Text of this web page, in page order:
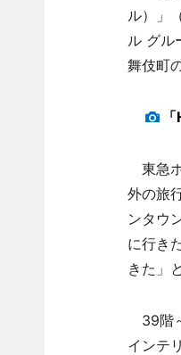
ル）」
ル グル
舞伎町
東急
外の旅
ンタウ
に行き
きた」
39階
インテ